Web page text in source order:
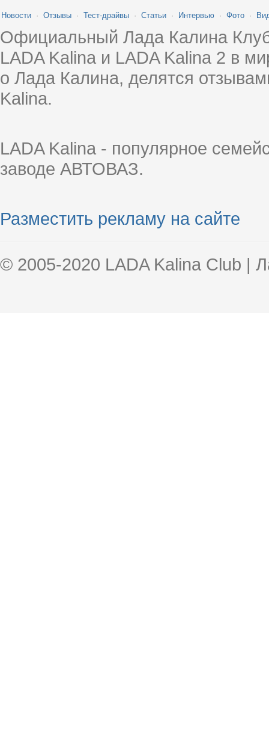
Новости · Отзывы · Тест-драйвы · Статьи · Интервью · Фото ·
Официальный Лада Калина
LADA Kalina и LADA Kalina 2 в
о Лада Калина, делятся
Kalina.
LADA Kalina - популярное
заводе АВТОВАЗ.
Разместить рекламу на сайте
© 2005-2020 LADA Kalina Club |